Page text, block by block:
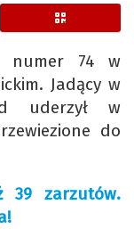
numer 74 w
Jadący w
uderzył w
do
39 zarzutów.